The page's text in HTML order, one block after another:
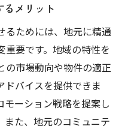
メリット
るためには、地元に精通
重要です。地域の特性を
の市場動向や物件の適正
ドバイスを提供できま
モーション戦略を提案し
また、地元のコミュニテ